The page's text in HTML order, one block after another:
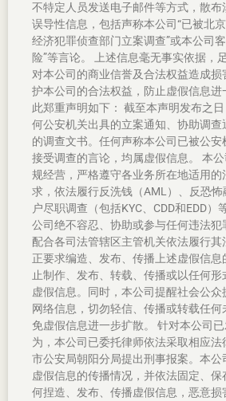
不特定人员发送电子邮件等方式，散布
误导性信息，包括声称本公司“已被北
经济犯罪侦查部门立案调查”或本公司
险”等言论。 上述信息毫无事实依据，
对本公司的商业信誉及合法权益造成
护本公司的合法权益，防止虚假信息
此郑重声明如下： 截至本声明发布之
何公安机关出具的立案通知、协助调
的调查文书。任何声称本公司已被公
接受调查的言论，均属虚假信息。 本
规经营，严格遵守各业务所在地适用的
求，依法履行反洗钱（AML）、反恐怖
户尽职调查（包括KYC、CDD和EDD）
公司绝不容忍、协助或参与任何违法
配合各司法管辖区主管机关依法履行其
正要求编造、发布、传播上述虚假信
止制作、发布、转载、传播或以任何
虚假信息。同时，本公司提醒社会公众
网络信息，切勿轻信、传播或转载任何
免虚假信息进一步扩散。 针对本公司
为，本公司已委托律师依法采取相应
市公安局朝阳分局提出刑事报案。本公
虚假信息的传播情况，并依法固定、
何捏造、发布、传播虚假信息，恶意损